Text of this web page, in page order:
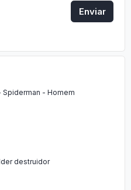
Enviar
Spiderman - Homem
destruidor